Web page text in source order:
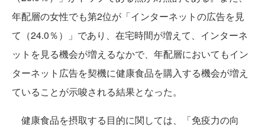
年配層の女性でも第2位が「インターネットの広告を見
て（24.0％）」であり、在宅時間が増えて、インターネ
ットを見る機会が増えるなかで、年配層においてもイン
ターネット広告を契機に健康食品を購入する機会が増え
ていることが示唆される結果となった。
健康食品を摂取する目的に関しては、「免疫力の向